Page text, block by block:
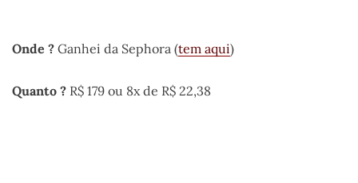
Onde ? Ganhei da Sephora (tem aqui)
Quanto ? R$ 179 ou 8x de R$ 22,38